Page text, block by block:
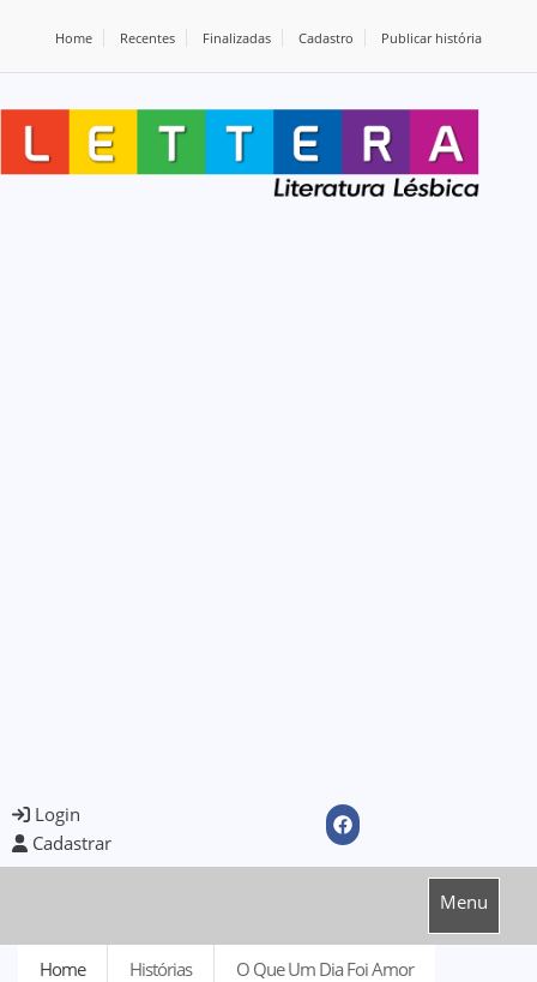
Home Recentes Finalizadas Cadastro Publicar história
Login
Cadastrar
Menu
Home Histórias O Que Um Dia Foi Amor